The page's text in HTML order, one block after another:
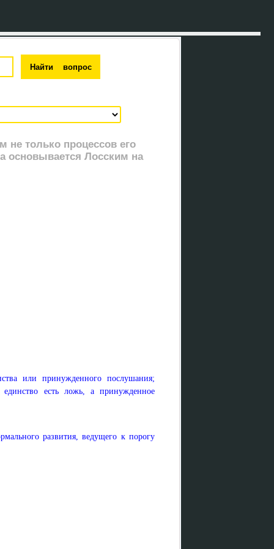
не только процессов его
основывается Лосским на
или принужденного послушания;
есть ложь, а принужденное
развития, ведущего к порогу